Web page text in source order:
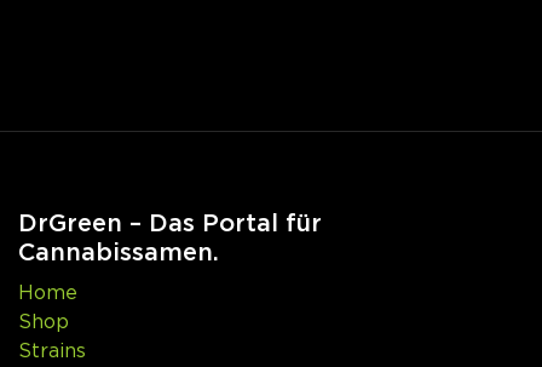
DrGreen – Das Portal für
Cannabissamen.
Home
Shop
Strains